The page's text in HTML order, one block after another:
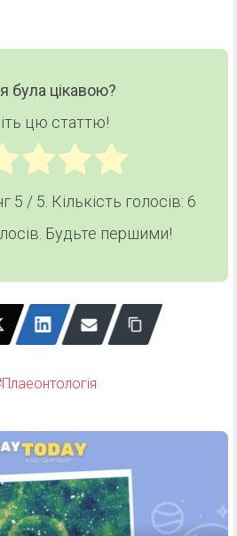
була цікавою?
цю статтю!
5 / 5. Кількість голосів: 6
Будьте першими!
Плаеонтологія